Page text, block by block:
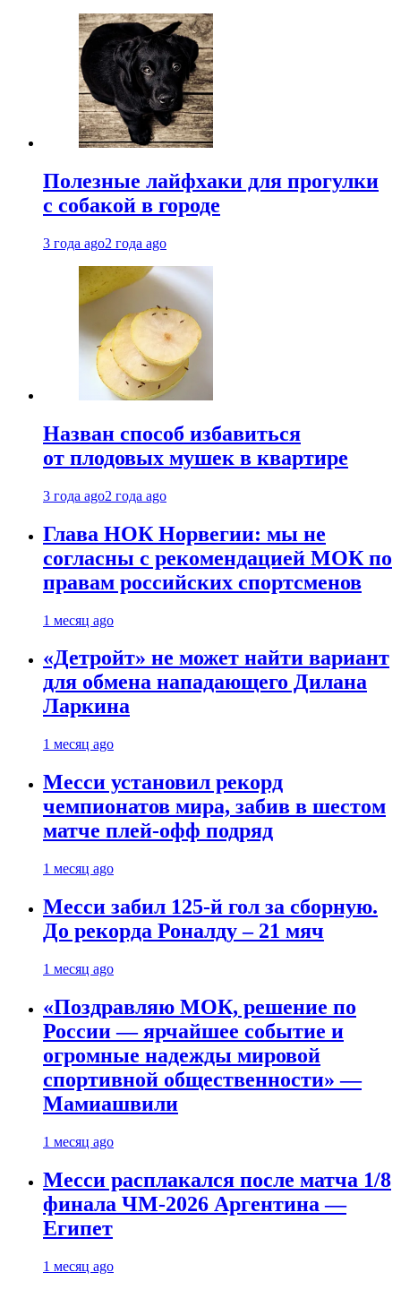
Полезные лайфхаки для прогулки
с собакой в городе
3 года ago2 года ago
Назван способ избавиться
от плодовых мушек в квартире
3 года ago2 года ago
Глава НОК Норвегии: мы не
согласны с рекомендацией МОК по
правам российских спортсменов
1 месяц ago
«Детройт» не может найти вариант
для обмена нападающего Дилана
Ларкина
1 месяц ago
Месси установил рекорд
чемпионатов мира, забив в шестом
матче плей‑офф подряд
1 месяц ago
Месси забил 125-й гол за сборную.
До рекорда Роналду – 21 мяч
1 месяц ago
«Поздравляю МОК, решение по
России — ярчайшее событие и
огромные надежды мировой
спортивной общественности» —
Мамиашвили
1 месяц ago
Месси расплакался после матча 1/8
финала ЧМ-2026 Аргентина —
Египет
1 месяц ago